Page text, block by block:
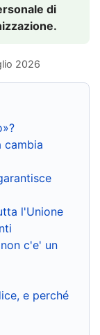
di
2026
cambia
l'Unione
c'e' un
e perché